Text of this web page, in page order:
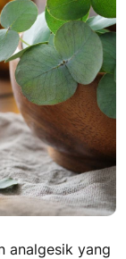
analgesik yang